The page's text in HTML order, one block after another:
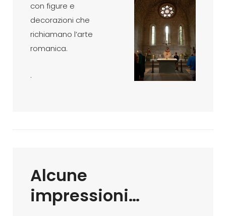
con figure e
decorazioni che
richiamano l’arte
romanica.
.
Alcune
impressioni…